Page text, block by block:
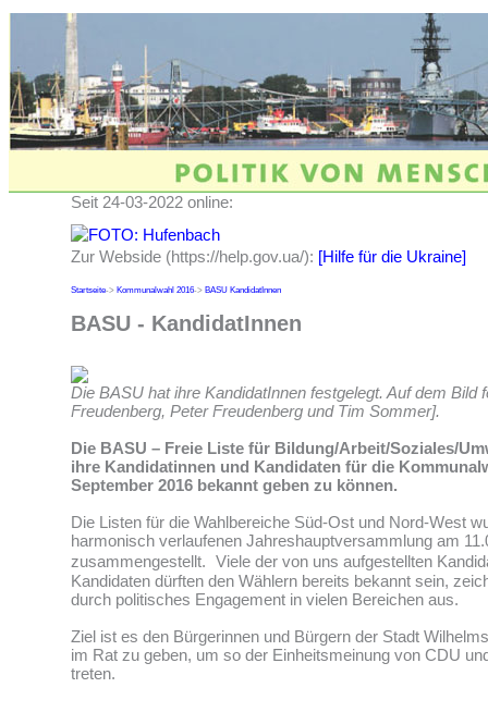
Seit 24-03-2022 online:
Zur Webside (https://help.gov.ua/): [Hilfe für die Ukraine]
Startseite-> Kommunalwahl 2016-> BASU KandidatInnen
BASU - KandidatInnen
Die BASU hat ihre KandidatInnen festgelegt. Auf dem Bild
Freudenberg, Peter Freudenberg und Tim Sommer].
Die BASU – Freie Liste für Bildung/Arbeit/Soziales/
ihre Kandidatinnen und Kandidaten für die
September 2016 bekannt geben zu können.
Die Listen für die Wahlbereiche Süd-Ost und Nord-West
harmonisch verlaufenen Jahreshauptversammlung am
zusammengestellt. Viele der von uns aufgestellten
Kandidaten dürften den Wählern bereits bekannt sein,
durch politisches Engagement in vielen Bereichen aus.
Ziel ist es den Bürgerinnen und Bürgern der Stadt
im Rat zu geben, um so der Einheitsmeinung von CDU
treten.